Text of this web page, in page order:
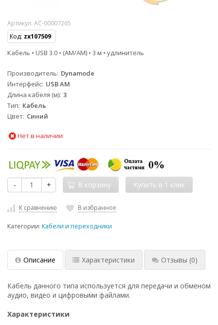
Артикул: AC-00007265
Код: zx107509
Кабель • USB 3.0 • (AM/AM) • 3 м • удлинитель
Производитель Dynamode
Интерфейс USB AM
Длина кабеля (м) 3
Тип Кабель
Цвет Синий
Нет в наличии
- + В корзину
К сравнению В избранное
Категории: Кабели и переходники
Описание Характеристики Отзывы (0)
Кабель данного типа используется для передачи и обменом
аудио, видео и цифровыми файлами.
Характеристики